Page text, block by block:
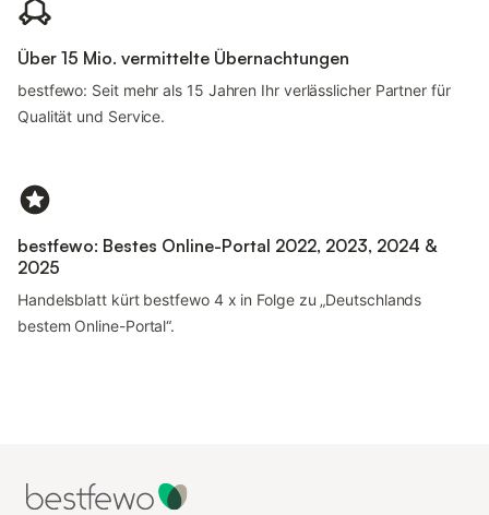
Über 15 Mio. vermittelte Übernachtungen
bestfewo: Seit mehr als 15 Jahren Ihr verlässlicher Partner für
Qualität und Service.
bestfewo: Bestes Online-Portal 2022, 2023, 2024 &
2025
Handelsblatt kürt bestfewo 4 x in Folge zu „Deutschlands
bestem Online-Portal“.